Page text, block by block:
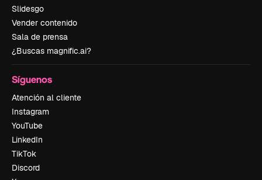
Slidesgo
Vender contenido
Sala de prensa
¿Buscas magnific.ai?
Síguenos
Atención al cliente
Instagram
YouTube
LinkedIn
TikTok
Discord